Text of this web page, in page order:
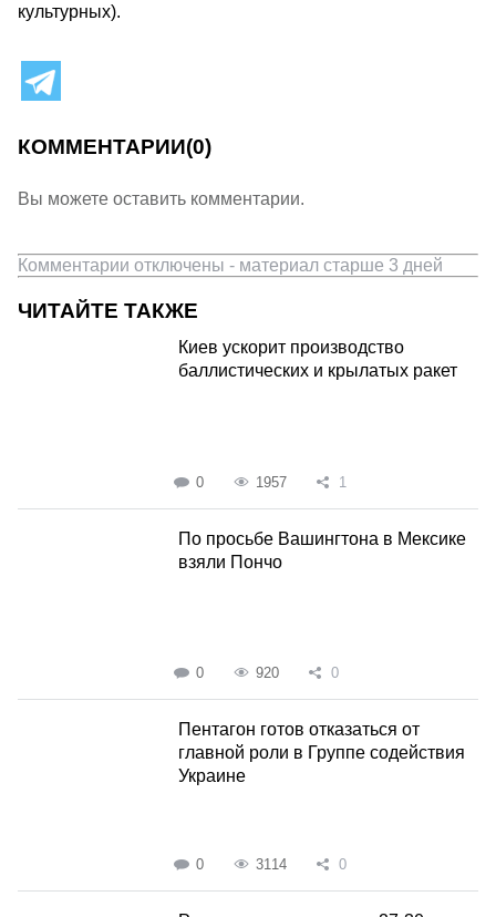
культурных).
КОММЕНТАРИИ(0)
Вы можете оставить комментарии.
Комментарии отключены - материал старше 3 дней
ЧИТАЙТЕ ТАКЖЕ
Киев ускорит производство
баллистических и крылатых ракет
0 1957 1
По просьбе Вашингтона в Мексике
взяли Пончо
0 920 0
Пентагон готов отказаться от
главной роли в Группе содействия
Украине
0 3114 0